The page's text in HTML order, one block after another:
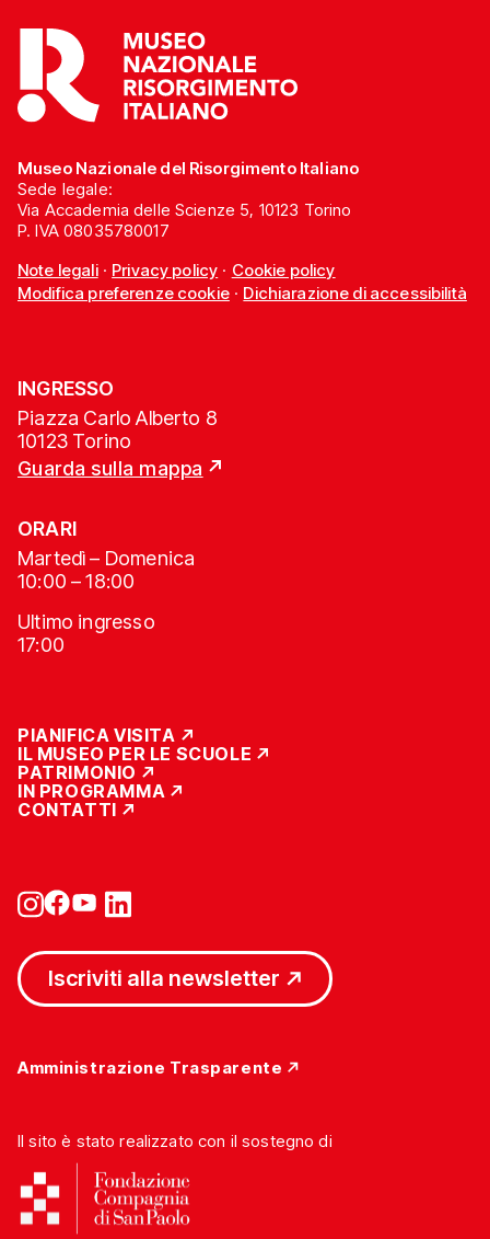
Museo Nazionale del Risorgimento Italiano
Sede legale:
Via Accademia delle Scienze 5, 10123 Torino
P. IVA 08035780017
Note legali· Privacy policy · Cookie policy
Modifica preferenze cookie· Dichiarazione di accessibilità
INGRESSO
Piazza Carlo Alberto 8
10123 Torino
Guarda sulla mappa
ORARI
Martedì – Domenica
10:00 – 18:00
Ultimo ingresso
17:00
PIANIFICA VISITA
IL MUSEO PER LE SCUOLE
PATRIMONIO
IN PROGRAMMA
CONTATTI
Iscriviti alla newsletter
Amministrazione Trasparente
Il sito è stato realizzato con il sostegno di